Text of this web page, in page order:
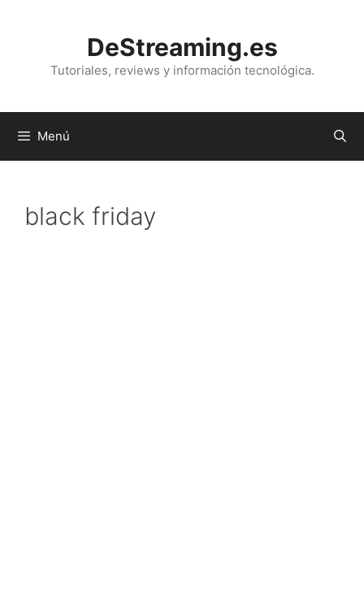
DeStreaming.es
Tutoriales, reviews y información tecnológica.
Menú
black friday